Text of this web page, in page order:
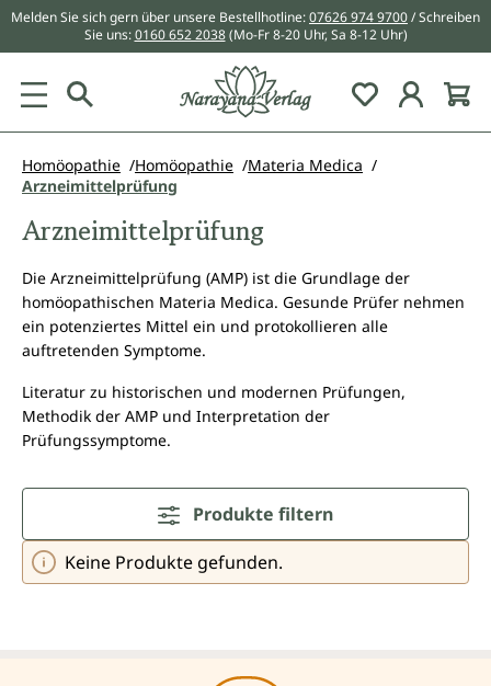
springen
Melden Sie sich gern über unsere Bestellhotline:07626 974 9700/ Schreiben
Sie uns:0160 652 2038 (Mo-Fr 8-20 Uhr, Sa 8-12 Uhr)
Du hast 0
Homöopathie Homöopathie
Materia Medica
Arzneimittelprüfung
Arzneimittelprüfung
Die Arzneimittelprüfung (AMP) ist die Grundlage der
homöopathischen Materia Medica. Gesunde Prüfer nehmen
ein potenziertes Mittel ein und protokollieren alle
auftretenden Symptome.
Literatur zu historischen und modernen Prüfungen,
Methodik der AMP und Interpretation der
Prüfungssymptome.
Produkte filtern
Keine Produkte gefunden.